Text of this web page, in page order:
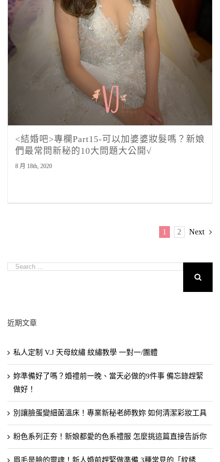
<結婚吧>專欄Part15-可以加婆婆妝髮嗎？新娘
們最常問新秘的10大問題大公開√
8 月 18th, 2020
1 2 Next
近期文章
私人定制 V.J 天母紋繡 紋繡教學 一對一/團體
妳準備好了嗎？婚禮前一晚、當天必做的9件事 備忘錄趕緊
做好！
別讓臉蛋變細菌溫床！專業新秘老師教妳 如何清潔彩妝工具
粉色系列正夯！新娘都愛的色系禮服 怎麼挑這篇直接告訴你
眉毛是臉的靈魂！新人婚前趕緊做準備 3種常見的「紋綉